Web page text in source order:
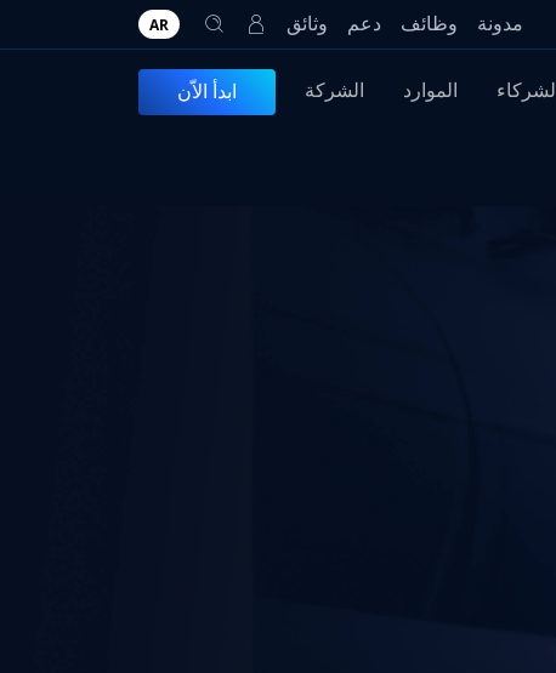
مدونة وظائف دعم وثائق AR
الشركاء الموارد الشركة ابدأ الاّن